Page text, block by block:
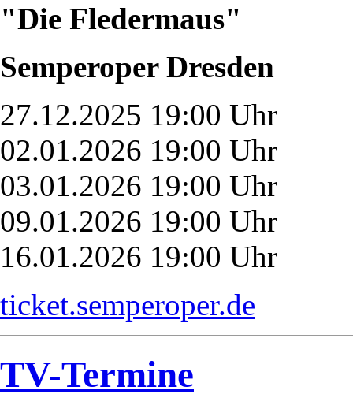
"Die Fledermaus"
Semperoper Dresden
27.12.2025 19:00 Uhr
02.01.2026 19:00 Uhr
03.01.2026 19:00 Uhr
09.01.2026 19:00 Uhr
16.01.2026 19:00 Uhr
ticket.semperoper.de
TV-Termine